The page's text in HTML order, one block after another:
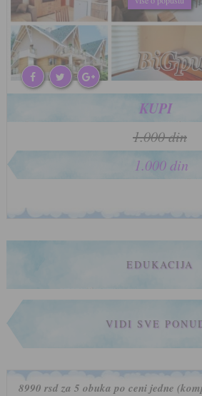
KUPI
1.000 din
1.000 din
EDUKACIJA
VIDI SVE
8990 rsd za 5 obuka po ceni jedne